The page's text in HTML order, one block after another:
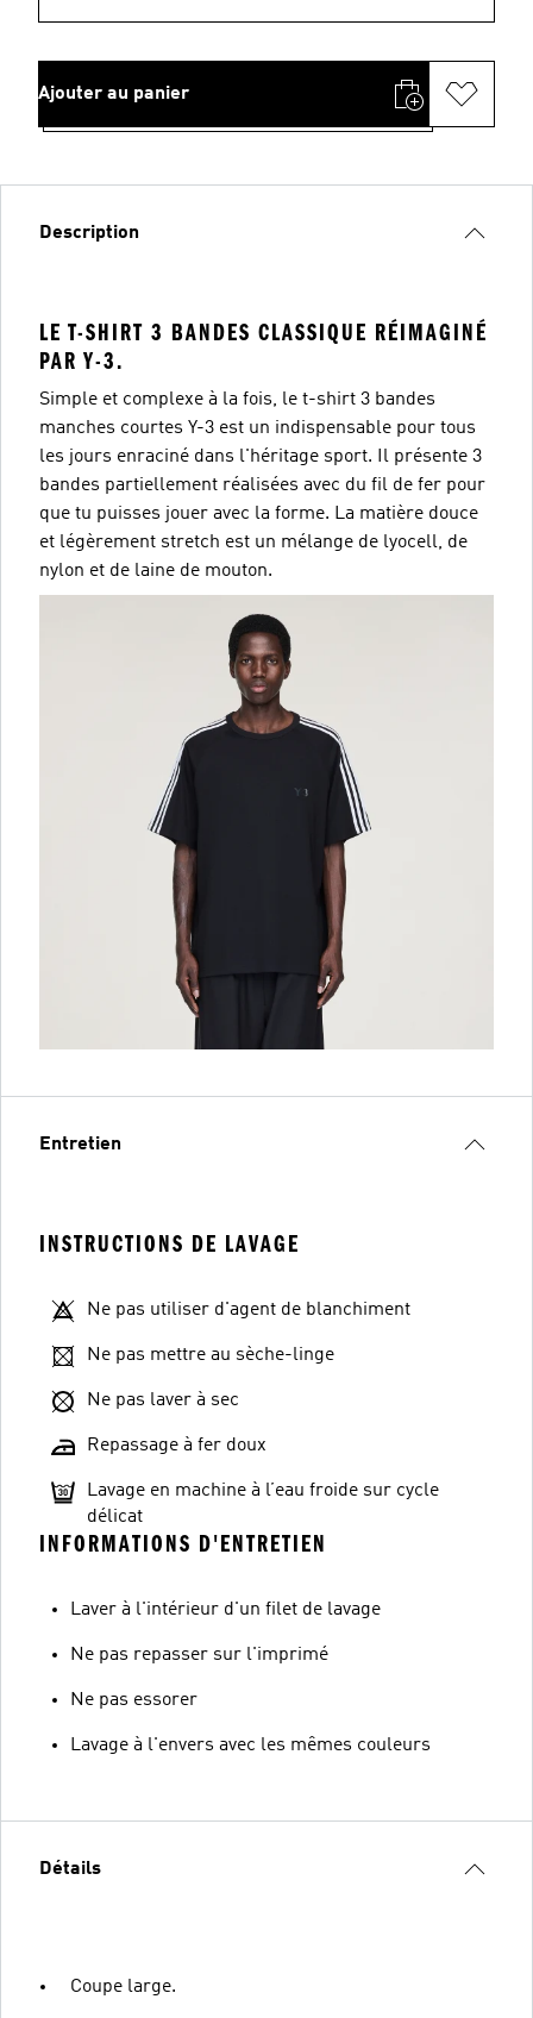
Ajouter au panier
Description
LE T-SHIRT 3 BANDES CLASSIQUE RÉIMAGINÉ
PAR Y-3.
Simple et complexe à la fois, le t-shirt 3 bandes
manches courtes Y-3 est un indispensable pour tous
les jours enraciné dans l'héritage sport. Il présente 3
bandes partiellement réalisées avec du fil de fer pour
que tu puisses jouer avec la forme. La matière douce
et légèrement stretch est un mélange de lyocell, de
nylon et de laine de mouton.
Entretien
INSTRUCTIONS DE LAVAGE
Ne pas utiliser d'agent de blanchiment
Ne pas mettre au sèche-linge
Ne pas laver à sec
Repassage à fer doux
Lavage en machine à l’eau froide sur cycle
délicat
INFORMATIONS D'ENTRETIEN
Laver à l'intérieur d'un filet de lavage
Ne pas repasser sur l'imprimé
Ne pas essorer
Lavage à l'envers avec les mêmes couleurs
Détails
Coupe large.